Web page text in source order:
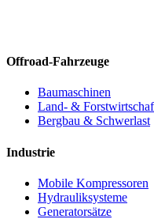
Offroad-Fahrzeuge
Baumaschinen
Land- &
Bergbau & Schwerlast
Industrie
Mobile Kompressoren
Hydrauliksysteme
Generatorsätze